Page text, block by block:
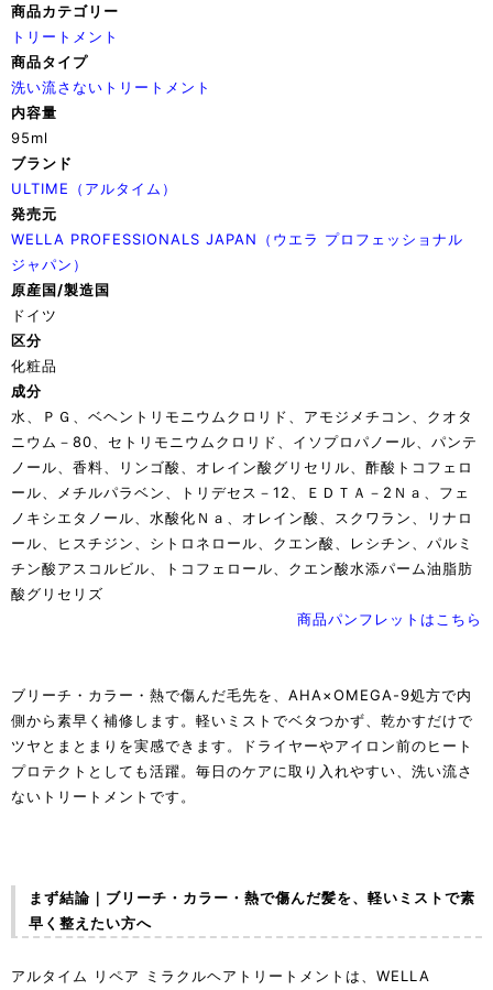
商品カテゴリー
トリートメント
商品タイプ
洗い流さないトリートメント
内容量
95ml
ブランド
ULTIME（アルタイム）
発売元
WELLA PROFESSIONALS JAPAN（ウエラ プロフェッショナル
ジャパン）
原産国/製造国
ドイツ
区分
化粧品
成分
水、ＰＧ、ベヘントリモニウムクロリド、アモジメチコン、クオタ
ニウム－80、セトリモニウムクロリド、イソプロパノール、パンテ
ノール、香料、リンゴ酸、オレイン酸グリセリル、酢酸トコフェロ
ール、メチルパラベン、トリデセス－12、ＥＤＴＡ－2Ｎａ、フェ
ノキシエタノール、水酸化Ｎａ、オレイン酸、スクワラン、リナロ
ール、ヒスチジン、シトロネロール、クエン酸、レシチン、パルミ
チン酸アスコルビル、トコフェロール、クエン酸水添パーム油脂肪
酸グリセリズ
商品パンフレットはこちら
ブリーチ・カラー・熱で傷んだ毛先を、AHA×OMEGA-9処方で内
側から素早く補修します。軽いミストでベタつかず、乾かすだけで
ツヤとまとまりを実感できます。ドライヤーやアイロン前のヒート
プロテクトとしても活躍。毎日のケアに取り入れやすい、洗い流さ
ないトリートメントです。
まず結論｜ブリーチ・カラー・熱で傷んだ髪を、軽いミストで素
早く整えたい方へ
アルタイム リペア ミラクルヘアトリートメントは、WELLA